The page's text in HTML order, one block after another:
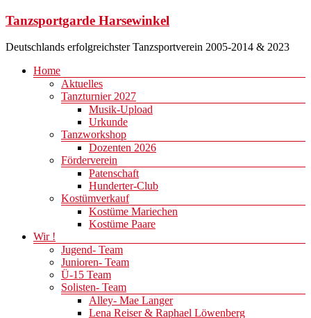
Zum
springen
Tanzsportgarde Harsewinkel
Deutschlands erfolgreichster Tanzsportverein 2005-2014 & 2023
Menü
Home
Aktuelles
Tanzturnier 2027
Musik-Upload
Urkunde
Tanzworkshop
Dozenten 2026
Förderverein
Patenschaft
Hunderter-Club
Kostümverkauf
Kostüme Mariechen
Kostüme Paare
Wir !
Jugend- Team
Junioren- Team
Ü-15 Team
Solisten- Team
Alley- Mae Langer
Lena Reiser & Raphael Löwenberg